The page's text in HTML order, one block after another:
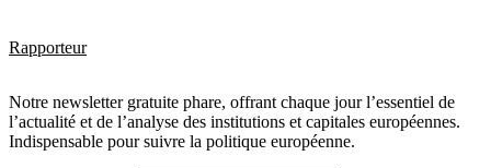
Rapporteur
Notre newsletter gratuite phare, offrant chaque jour l’essentiel de
l’actualité et de l’analyse des institutions et capitales européennes.
Indispensable pour suivre la politique européenne.